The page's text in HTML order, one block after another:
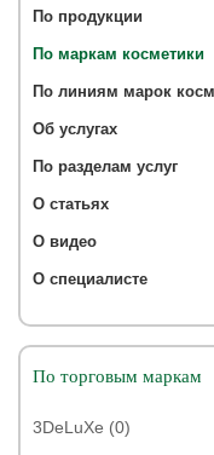
По продукции
По маркам косметики
По линиям марок
Об услугах
По разделам услуг
О статьях
О видео
О специалисте
По торговым маркам
3DeLuXe (0)